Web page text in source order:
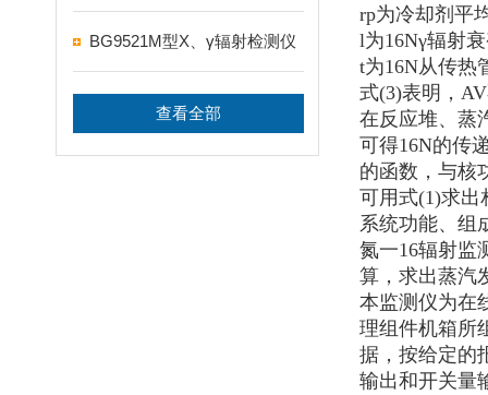
BG9521M型X、γ辐射检测仪
查看全部
rp为冷却剂平
l为16Nγ辐射
t为16N从传热
式(3)表明，
在反应堆、蒸
可得16N的传
的函数，与核
可用式(1)求出
系统功能、组
氮一16辐射监
算，求出蒸汽
本监测仪为在
理组件机箱所
据，按给定的
输出和开关量